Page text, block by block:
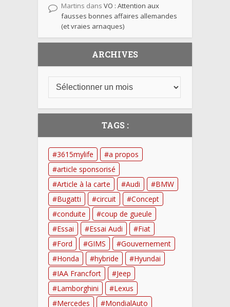
Martins dans VO : Attention aux
fausses bonnes affaires allemandes
(et vraies arnaques)
ARCHIVES
TAGS :
3615mylife
a propos
article sponsorisé
Article à la carte
Audi
BMW
Bugatti
circuit
Concept
conduite
coup de gueule
Essai
Essai Audi
Fiat
Ford
GIMS
Gouvernement
Honda
hybride
Hyundai
IAA Francfort
Jeep
Lamborghini
Lexus
Mercedes
MondialAuto